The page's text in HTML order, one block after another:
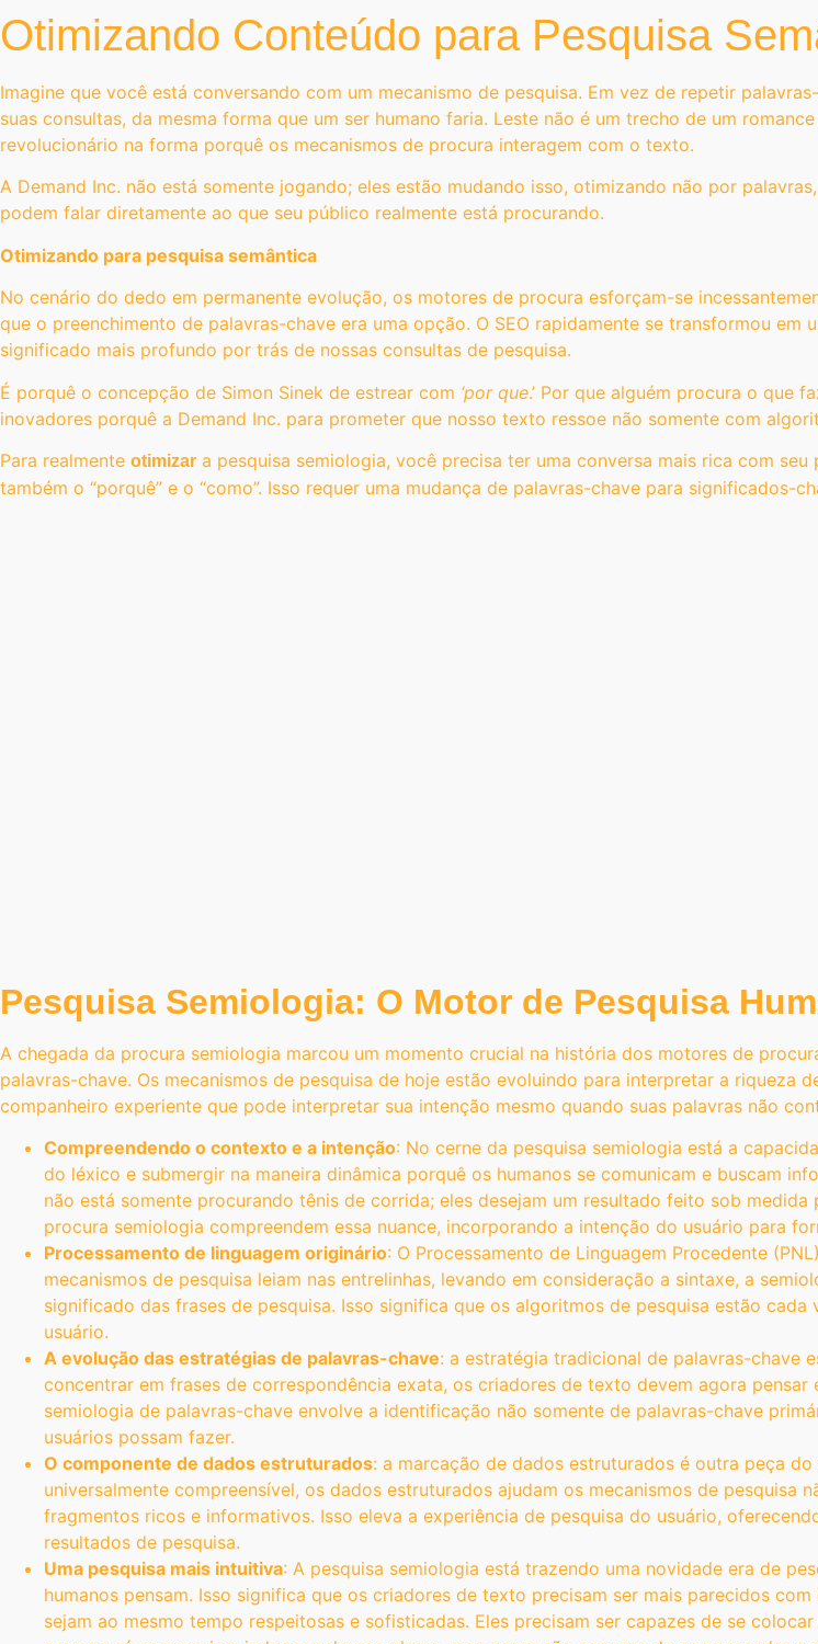
Otimizando Conteúdo para Pesquisa
Imagine que você está conversando com um mecanismo de pesquisa. Em vez de repetir
suas consultas, da mesma forma que um ser humano faria. Leste não é um trecho de um
revolucionário na forma porquê os mecanismos de procura interagem com o texto.
A Demand Inc. não está somente jogando; eles estão mudando isso, otimizando não por
podem falar diretamente ao que seu público realmente está procurando.
Otimizando para pesquisa semântica
No cenário do dedo em permanente evolução, os motores de procura esforçam-se
que o preenchimento de palavras-chave era uma opção. O SEO rapidamente se transformou
significado mais profundo por trás de nossas consultas de pesquisa.
É porquê o concepção de Simon Sinek de estrear com ‘por que.’ Por que alguém procura o que
inovadores porquê a Demand Inc. para prometer que nosso texto ressoe não somente com
Para realmente otimizar a pesquisa semiologia, você precisa ter uma conversa mais rica com
também o “porquê” e o “como”. Isso requer uma mudança de palavras-chave para
Pesquisa Semiologia: O Motor de Pesquisa
A chegada da procura semiologia marcou um momento crucial na história dos motores de
palavras-chave. Os mecanismos de pesquisa de hoje estão evoluindo para interpretar a riqueza
companheiro experiente que pode interpretar sua intenção mesmo quando suas palavras não
Compreendendo o contexto e a intenção: No cerne da pesquisa semiologia está a
do léxico e submergir na maneira dinâmica porquê os humanos se comunicam e buscam
não está somente procurando tênis de corrida; eles desejam um resultado feito sob
procura semiologia compreendem essa nuance, incorporando a intenção do usuário para
Processamento de linguagem originário: O Processamento de Linguagem Procedente
mecanismos de pesquisa leiam nas entrelinhas, levando em consideração a sintaxe, a
significado das frases de pesquisa. Isso significa que os algoritmos de pesquisa estão
usuário.
A evolução das estratégias de palavras-chave: a estratégia tradicional de palavras-chave
concentrar em frases de correspondência exata, os criadores de texto devem agora
semiologia de palavras-chave envolve a identificação não somente de palavras-chave
usuários possam fazer.
O componente de dados estruturados: a marcação de dados estruturados é outra peça
universalmente compreensível, os dados estruturados ajudam os mecanismos de pesquisa
fragmentos ricos e informativos. Isso eleva a experiência de pesquisa do usuário,
resultados de pesquisa.
Uma pesquisa mais intuitiva: A pesquisa semiologia está trazendo uma novidade era de
humanos pensam. Isso significa que os criadores de texto precisam ser mais parecidos
sejam ao mesmo tempo respeitosas e sofisticadas. Eles precisam ser capazes de se